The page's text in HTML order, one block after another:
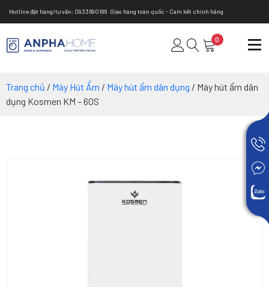
Hotline đặt hàng/tư vấn: 0933690186 Giao hàng toàn quốc - Cam kết chính hãng
0
Trang chủ / Máy Hút Ẩm / Máy hút ẩm dân dụng / Máy hút ẩm dân
dụng Kosmen KM – 60S